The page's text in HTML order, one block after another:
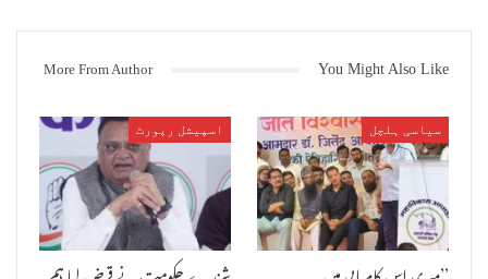
You Might Also Like
More From Author
سیاسی ہلچل اسپیشل رپورٹ